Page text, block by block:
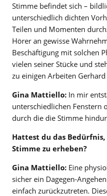
Stimme befindet sich –
unterschiedlich dichten
Teilen und Momenten
Hörer an gewisse
Beschäftigung mit solchen
vielen seiner Stücke und
zu einigen Arbeiten Gerhard
Gina Mattiello: In mir
unterschiedlichen Fenstern
durch die die Stimme
Hattest du das
Stimme zu erheben?
Gina Mattiello: Eine
sicher ein Dagegen-
einfach zurückzutreten.